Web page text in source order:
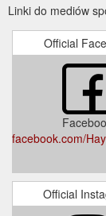
Linki do mediów
Official
facebook.com/
Official